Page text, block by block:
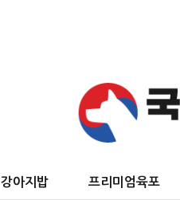
강아지밥 프리미엄육포